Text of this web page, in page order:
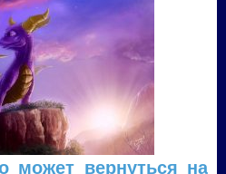
может вернуться на